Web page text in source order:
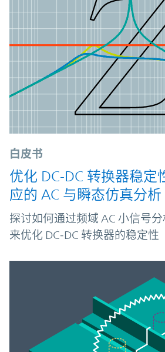
白皮书
优化 DC-DC 转换器稳定
应的 AC 与瞬态仿真分析
探讨如何通过频域 AC 小信号
来优化 DC‑DC 转换器的稳定性